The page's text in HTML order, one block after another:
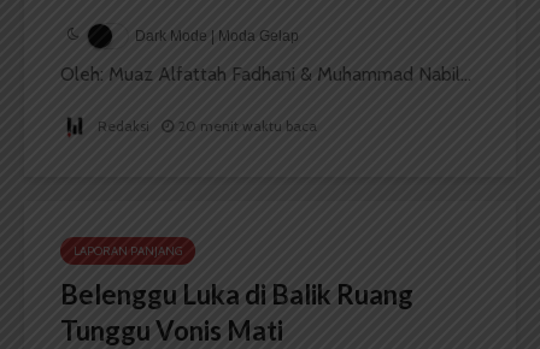
Dark Mode | Moda Gelap
Oleh: Muaz Alfattah Fadhani & Muhammad Nabil...
Redaksi 20 menit waktu baca
LAPORAN PANJANG
Belenggu Luka di Balik Ruang
Tunggu Vonis Mati